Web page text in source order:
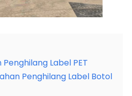
Label PET
Penghilang Label Botol